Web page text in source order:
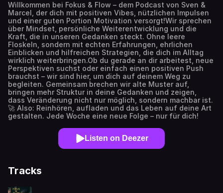
Willkommen bei Fokus & Flow – dem Podcast von Sven &
Marcel, der dich mit positiven Vibes, nützlichen Impulsen
und einer guten Portion Motivation versorgt!Wir sprechen
über Mindset, persönliche Weiterentwicklung und die
Kraft, die in unseren Gedanken steckt. Ohne leere
Floskeln, sondern mit echten Erfahrungen, ehrlichen
Einblicken und hilfreichen Strategien, die dich im Alltag
wirklich weiterbringen.Ob du gerade an dir arbeitest, neue
Perspektiven suchst oder einfach einen positiven Push
brauchst – wir sind hier, um dich auf deinem Weg zu
begleiten. Gemeinsam brechen wir alte Muster auf,
bringen mehr Struktur in deine Gedanken und zeigen,
dass Veränderung nicht nur möglich, sondern machbar ist.
🚀 Also: Reinhören, aufladen und das Leben auf deine Art
gestalten. Jede Woche eine neue Folge – nur für dich!
Listen on Deezer
Tracks